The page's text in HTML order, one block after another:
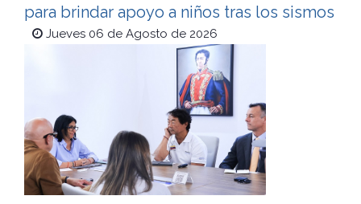
para brindar apoyo a niños tras los sismos
Jueves 06 de Agosto de 2026